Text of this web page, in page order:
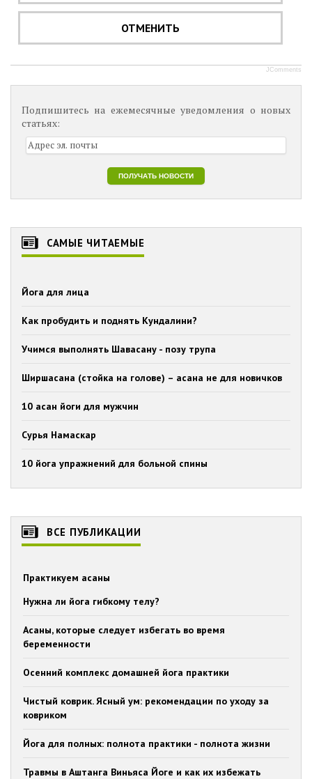
ОТМЕНИТЬ
JComments
Подпишитесь на ежемесячные уведомления о новых
статьях:
САМЫЕ ЧИТАЕМЫЕ
Йога для лица
Как пробудить и поднять Кундалини?
Учимся выполнять Шавасану - позу трупа
Ширшасана (стойка на голове) – асана не для новичков
10 асан йоги для мужчин
Сурья Намаскар
10 йога упражнений для больной спины
ВСЕ ПУБЛИКАЦИИ
Практикуем асаны
Нужна ли йога гибкому телу?
Асаны, которые следует избегать во время
беременности
Осенний комплекс домашней йога практики
Чистый коврик. Ясный ум: рекомендации по уходу за
ковриком
Йога для полных: полнота практики - полнота жизни
Травмы в Аштанга Виньяса Йоге и как их избежать